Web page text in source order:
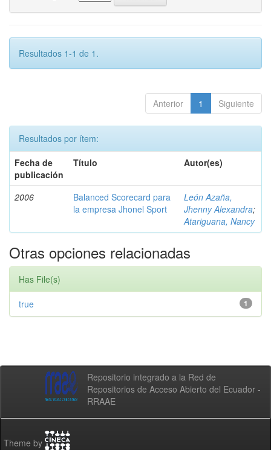
Resultados 1-1 de 1.
Anterior 1 Siguiente
Resultados por ítem:
Fecha de
publicación
Título Autor(es)
2006
Balanced Scorecard para
la empresa Jhonel Sport
León Azaña,
Jhenny Alexandra;
Atariguana, Nancy
Otras opciones relacionadas
Has File(s)
1
true
Repositorio integrado a la Red de
Repositorios de Acceso Abierto del Ecuador -
RRAAE
Theme by